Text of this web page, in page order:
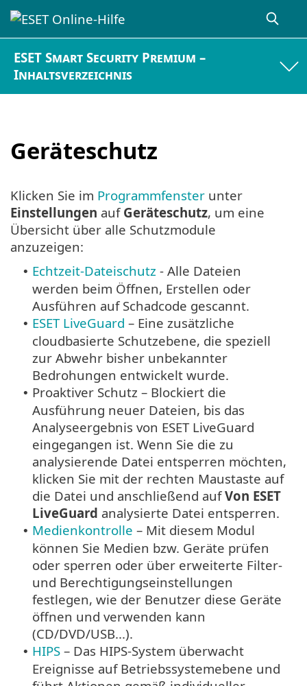
ESET Smart Security Premium –
Inhaltsverzeichnis
Geräteschutz
Klicken Sie im Programmfenster unter
Einstellungen auf Geräteschutz, um eine
Übersicht über alle Schutzmodule
anzuzeigen:
• Echtzeit-Dateischutz - Alle Dateien
werden beim Öffnen, Erstellen oder
Ausführen auf Schadcode gescannt.
• ESET LiveGuard – Eine zusätzliche
cloudbasierte Schutzebene, die speziell
zur Abwehr bisher unbekannter
Bedrohungen entwickelt wurde.
• Proaktiver Schutz – Blockiert die
Ausführung neuer Dateien, bis das
Analyseergebnis von ESET LiveGuard
eingegangen ist. Wenn Sie die zu
analysierende Datei entsperren möchten,
klicken Sie mit der rechten Maustaste auf
die Datei und anschließend aufVon ESET
LiveGuard analysierte Datei entsperren.
• Medienkontrolle – Mit diesem Modul
können Sie Medien bzw. Geräte prüfen
oder sperren oder über erweiterte Filter-
und Berechtigungseinstellungen
festlegen, wie der Benutzer diese Geräte
öffnen und verwenden kann
(CD/DVD/USB...).
• HIPS – Das HIPS-System überwacht
Ereignisse auf Betriebssystemebene und